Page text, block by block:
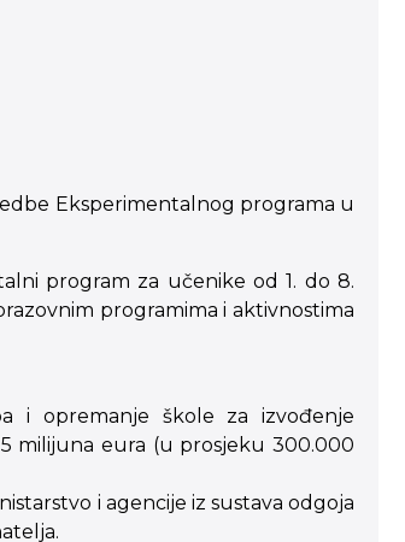
Eksperimentalnog programa u
program za učenike od 1. do 8.
programima i aktivnostima
i opremanje škole za izvođenje
milijuna eura (u prosjeku 300.000
i agencije iz sustava odgoja